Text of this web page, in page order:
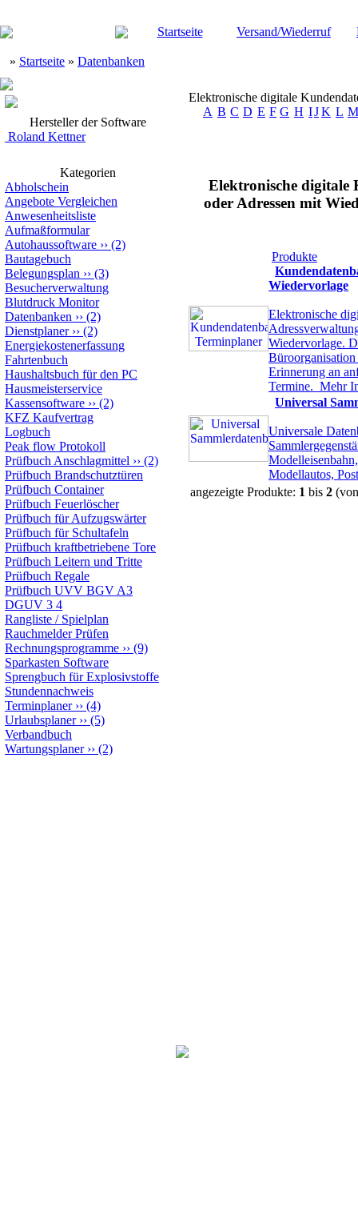
Startseite Versand/Wiederruf
» Startseite » Datenbanken
Hersteller der Software
Roland Kettner
Kategorien
Abholschein
Angebote Vergleichen
Anwesenheitsliste
Aufmaßformular
Autohaussoftware ›› (2)
Bautagebuch
Belegungsplan ›› (3)
Besucherverwaltung
Blutdruck Monitor
Datenbanken ›› (2)
Dienstplaner›› (2)
Energiekostenerfassung
Fahrtenbuch
Haushaltsbuch für den PC
Hausmeisterservice
Kassensoftware ›› (2)
KFZ Kaufvertrag
Logbuch
Peak flow Protokoll
Prüfbuch Anschlagmittel ›› (2)
Prüfbuch Brandschutztüren
Prüfbuch Container
Prüfbuch Feuerlöscher
Prüfbuch für Aufzugswärter
Prüfbuch für Schultafeln
Prüfbuch kraftbetriebene Tore
Prüfbuch Leitern und Tritte
Prüfbuch Regale
Prüfbuch UVV BGV A3
DGUV 3 4
Rangliste / Spielplan
Rauchmelder Prüfen
Rechnungsprogramme ›› (9)
Sparkasten Software
Sprengbuch für Explosivstoffe
Stundennachweis
Terminplaner›› (4)
Urlaubsplaner›› (5)
Verbandbuch
Wartungsplaner›› (2)
Elektronische digitale
A B C D E F G H IJK L M
Elektronische digitale
oder Adressen mit
Produkte
Wiedervorlage
Elektronische
Wiedervorlage.
Erinnerung an
Termine. Mehr
Universal
Universale
Modellautos,
angezeigte Produkte: 1 bis 2